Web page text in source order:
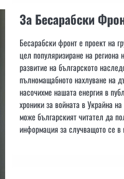
За Бесарабски
Бесарабски фронт е проект на
цел популяризиране на
развитие на българското
пълномащабното нахлуване на
насочихме нашата енергия в
хроники за войната в Украйна
може българският читател да
информация за случващото се в